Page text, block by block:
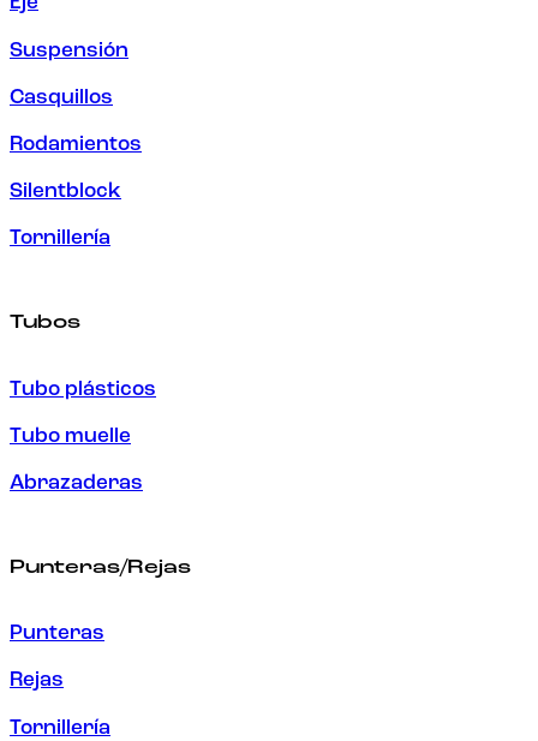
Suspensión
Casquillos
Rodamientos
Silentblock
Tornillería
Tubos
Tubo plásticos
Tubo muelle
Abrazaderas
Punteras/Rejas
Punteras
Rejas
Tornillería